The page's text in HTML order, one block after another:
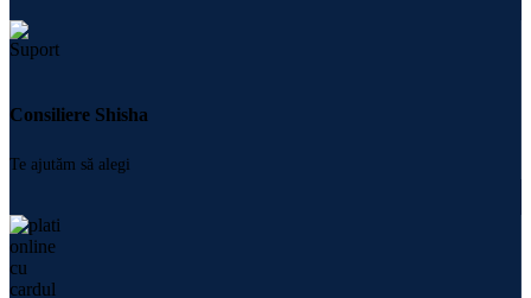
Consiliere Shisha
Te ajutăm să alegi